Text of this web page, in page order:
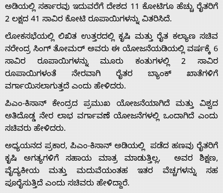
Home
About
Us
ಅಡಿಯಲ್ಲಿ ಸರ್ಕಾರವು ಇದುವರೆಗೆ ದೇಶದ 11 ಕೋಟಿಗೂ ಹೆಚ್ಚು ರೈತರಿಗೆ
2 ಲಕ್ಷದ 41 ಸಾವಿರ ಕೋಟಿ ರೂಪಾಯಿಗಳನ್ನು ವಿತರಿಸಿದೆ.
ಲೋಕಸಭೆಯಲ್ಲಿ ಲಿಖಿತ ಉತ್ತರದಲ್ಲಿ ಕೃಷಿ ಮತ್ತು ರೈತ ಕಲ್ಯಾಣ ಸಚಿವ
ನರೇಂದ್ರ ಸಿಂಗ್ ತೋಮರ್ ಅವರು ಈ ಯೋಜನೆಯಡಿಯಲ್ಲಿ ವರ್ಷಕ್ಕೆ 6
ಸಾವಿರ ರೂಪಾಯಿಗಳನ್ನು ಮೂರು ಕಂತುಗಳಲ್ಲಿ 2 ಸಾವಿರ
ರೂಪಾಯಿಗಳಂತೆ ನೇರವಾಗಿ ರೈತರ ಬ್ಯಾಂಕ್ ಖಾತೆಗಳಿಗೆ
ವರ್ಗಾಯಿಸಲಾಗುತ್ತದೆ ಎಂದು ಹೇಳಿದರು.
ಪಿಎಂ-ಕಿಸಾನ್ ಕೇಂದ್ರದ ಪ್ರಮುಖ ಯೋಜನೆಯಾಗಿದೆ ಮತ್ತು ವಿಶ್ವದ
ಅತಿದೊಡ್ಡ ನೇರ ಲಾಭ ವರ್ಗಾವಣೆ ಯೋಜನೆಗಳಲ್ಲಿ ಒಂದಾಗಿದೆ ಎಂದು
ಸಚಿವರು ಹೇಳಿದರು.
ಅಧ್ಯಯನದ ಪ್ರಕಾರ, ಪಿಎಂ-ಕಿಸಾನ್ ಅಡಿಯಲ್ಲಿ ಪಡೆದ ಹಣವು ರೈತರಿಗೆ
ಕೃಷಿ ಅಗತ್ಯಗಳಿಗೆ ಸಹಾಯ ಮಾತ್ರ ಮಾಡುತ್ತಿಲ್ಲ, ಅವರ ಶಿಕ್ಷಣ,
ವೈದ್ಯಕೀಯ ಮತ್ತು ಮದುವೆಯಂತಹ ಇತರ ವೆಚ್ಚಗಳನ್ನು ಸಹ
ಪೂರೈಸುತ್ತಿದೆ ಎಂದು ಸಚಿವರು ಹೇಳಿದ್ದಾರೆ.